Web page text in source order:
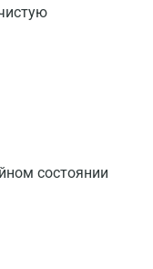
состоянии